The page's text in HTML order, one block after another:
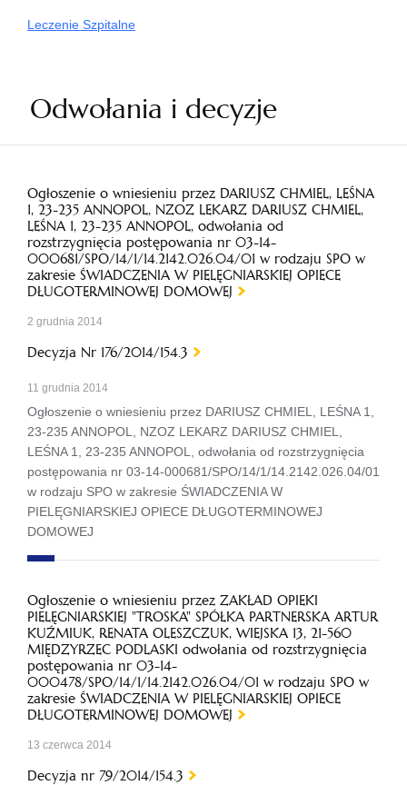
Leczenie Szpitalne
Odwołania i decyzje
Ogłoszenie o wniesieniu przez DARIUSZ CHMIEL, LEŚNA
1, 23-235 ANNOPOL, NZOZ LEKARZ DARIUSZ CHMIEL,
LEŚNA 1, 23-235 ANNOPOL, odwołania od
rozstrzygnięcia postępowania nr 03-14-
000681/SPO/14/1/14.2142.026.04/01 w rodzaju SPO w
zakresie ŚWIADCZENIA W PIELĘGNIARSKIEJ OPIECE
DŁUGOTERMINOWEJ DOMOWEJ
2 grudnia 2014
Decyzja Nr 176/2014/154.3
11 grudnia 2014
Ogłoszenie o wniesieniu przez DARIUSZ CHMIEL, LEŚNA 1,
23-235 ANNOPOL, NZOZ LEKARZ DARIUSZ CHMIEL,
LEŚNA 1, 23-235 ANNOPOL, odwołania od rozstrzygnięcia
postępowania nr 03-14-000681/SPO/14/1/14.2142.026.04/01
w rodzaju SPO w zakresie ŚWIADCZENIA W
PIELĘGNIARSKIEJ OPIECE DŁUGOTERMINOWEJ
DOMOWEJ
Ogłoszenie o wniesieniu przez ZAKŁAD OPIEKI
PIELĘGNIARSKIEJ "TROSKA" SPÓŁKA PARTNERSKA ARTUR
KUŹMIUK, RENATA OLESZCZUK, WIEJSKA 13, 21-560
MIĘDZYRZEC PODLASKI odwołania od rozstrzygnięcia
postępowania nr 03-14-
000478/SPO/14/1/14.2142.026.04/01 w rodzaju SPO w
zakresie ŚWIADCZENIA W PIELĘGNIARSKIEJ OPIECE
DŁUGOTERMINOWEJ DOMOWEJ
13 czerwca 2014
Decyzja nr 79/2014/154.3